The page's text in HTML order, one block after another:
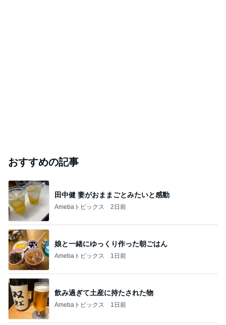
おすすめの記事
田中健 妻がおままごとみたいと感動
Amebaトピックス 2日前
娘と一緒にゆっくり作った朝ごはん
Amebaトピックス 1日前
飲み過ぎて土産に持たされた物
Amebaトピックス 1日前